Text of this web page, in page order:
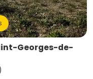
Georges-de-